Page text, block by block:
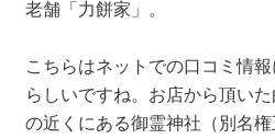
老舗「力餅家」。
こちらはネットでの口コミ情
らしいですね。お店から頂い
の近くにある御霊神社（別名